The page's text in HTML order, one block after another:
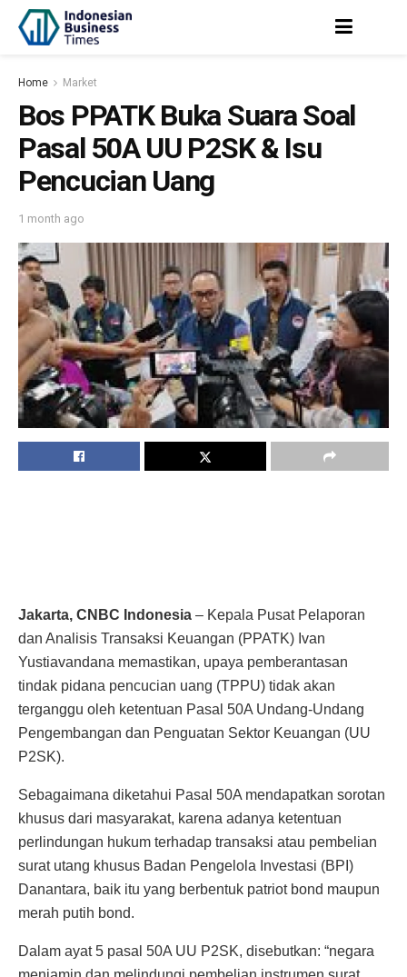
Home Market
Bos PPATK Buka Suara Soal
Pasal 50A UU P2SK & Isu
Pencucian Uang
1 month ago
Jakarta, CNBC Indonesia – Kepala Pusat Pelaporan
dan Analisis Transaksi Keuangan (PPATK) Ivan
Yustiavandana memastikan, upaya pemberantasan
tindak pidana pencucian uang (TPPU) tidak akan
terganggu oleh ketentuan Pasal 50A Undang-Undang
Pengembangan dan Penguatan Sektor Keuangan (UU
P2SK).
Sebagaimana diketahui Pasal 50A mendapatkan sorotan
khusus dari masyarakat, karena adanya ketentuan
perlindungan hukum terhadap transaksi atau pembelian
surat utang khusus Badan Pengelola Investasi (BPI)
Danantara, baik itu yang berbentuk patriot bond maupun
merah putih bond.
Dalam ayat 5 pasal 50A UU P2SK, disebutkan: “negara